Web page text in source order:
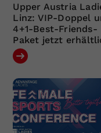
Upper Austria
Linz: VIP-Doppel
4+1-Best-Friends-
Paket jetzt